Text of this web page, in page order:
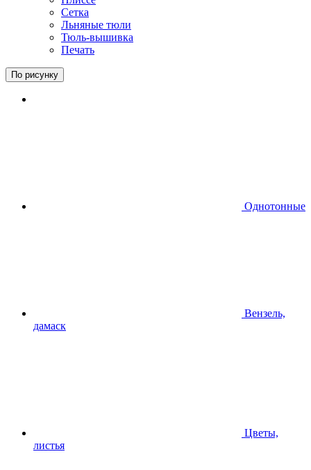
Сетка
Льняные тюли
Тюль-вышивка
Печать
По рисунку
Однотонные
Вензель,
дамаск
Цветы,
листья